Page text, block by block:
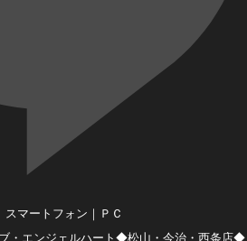
スマートフォン｜ ＰＣ
ブ・エンジェルハート◆松山・今治・西条店◆